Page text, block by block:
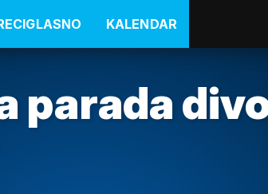
KALENDAR
parada